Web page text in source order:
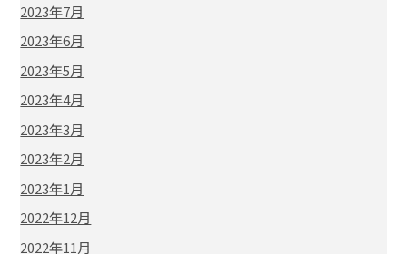
2023年7月
2023年6月
2023年5月
2023年4月
2023年3月
2023年2月
2023年1月
2022年12月
2022年11月